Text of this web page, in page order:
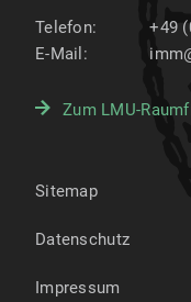
Telefon:
+49
E-Mail:
Zum LMU-
Sitemap
Datenschutz
Impressum